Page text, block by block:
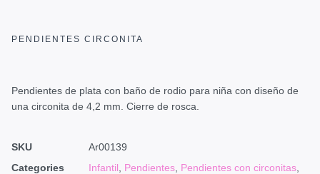
PENDIENTES CIRCONITA
Pendientes de plata con baño de rodio para niña con diseño de
una circonita de 4,2 mm. Cierre de rosca.
SKU
Ar00139
Categories
Infantil Pendientes Pendientes con circonitas